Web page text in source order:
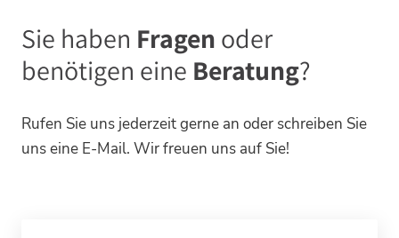
Sie haben Fragen oder
benötigen eine Beratung?
Rufen Sie uns jederzeit gerne an oder schreiben Sie
uns eine E-Mail. Wir freuen uns auf Sie!